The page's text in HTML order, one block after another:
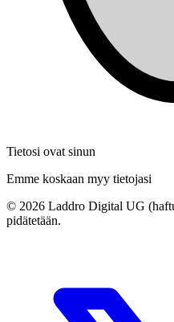
Tietosi ovat sinun
Emme koskaan myy tietojasi
© 2026 Laddro Digital UG
pidätetään.